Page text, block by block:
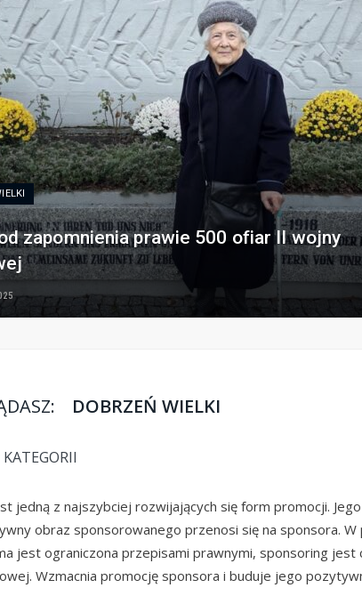
zapomnienia prawie 500 ofiar II wojny
DOBRZEŃ WIELKI
jedną z najszybciej rozwijających się form promocji.
obraz sponsorowanego przenosi się na sponsora.
jest ograniczona przepisami prawnymi, sponsoring jest
Wzmacnia promocję sponsora i buduje jego